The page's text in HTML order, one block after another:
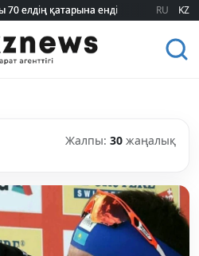
70 елдің қатарына енді
70 елдің қатарына енді RU KZ
Жалпы: 30 жаңалық